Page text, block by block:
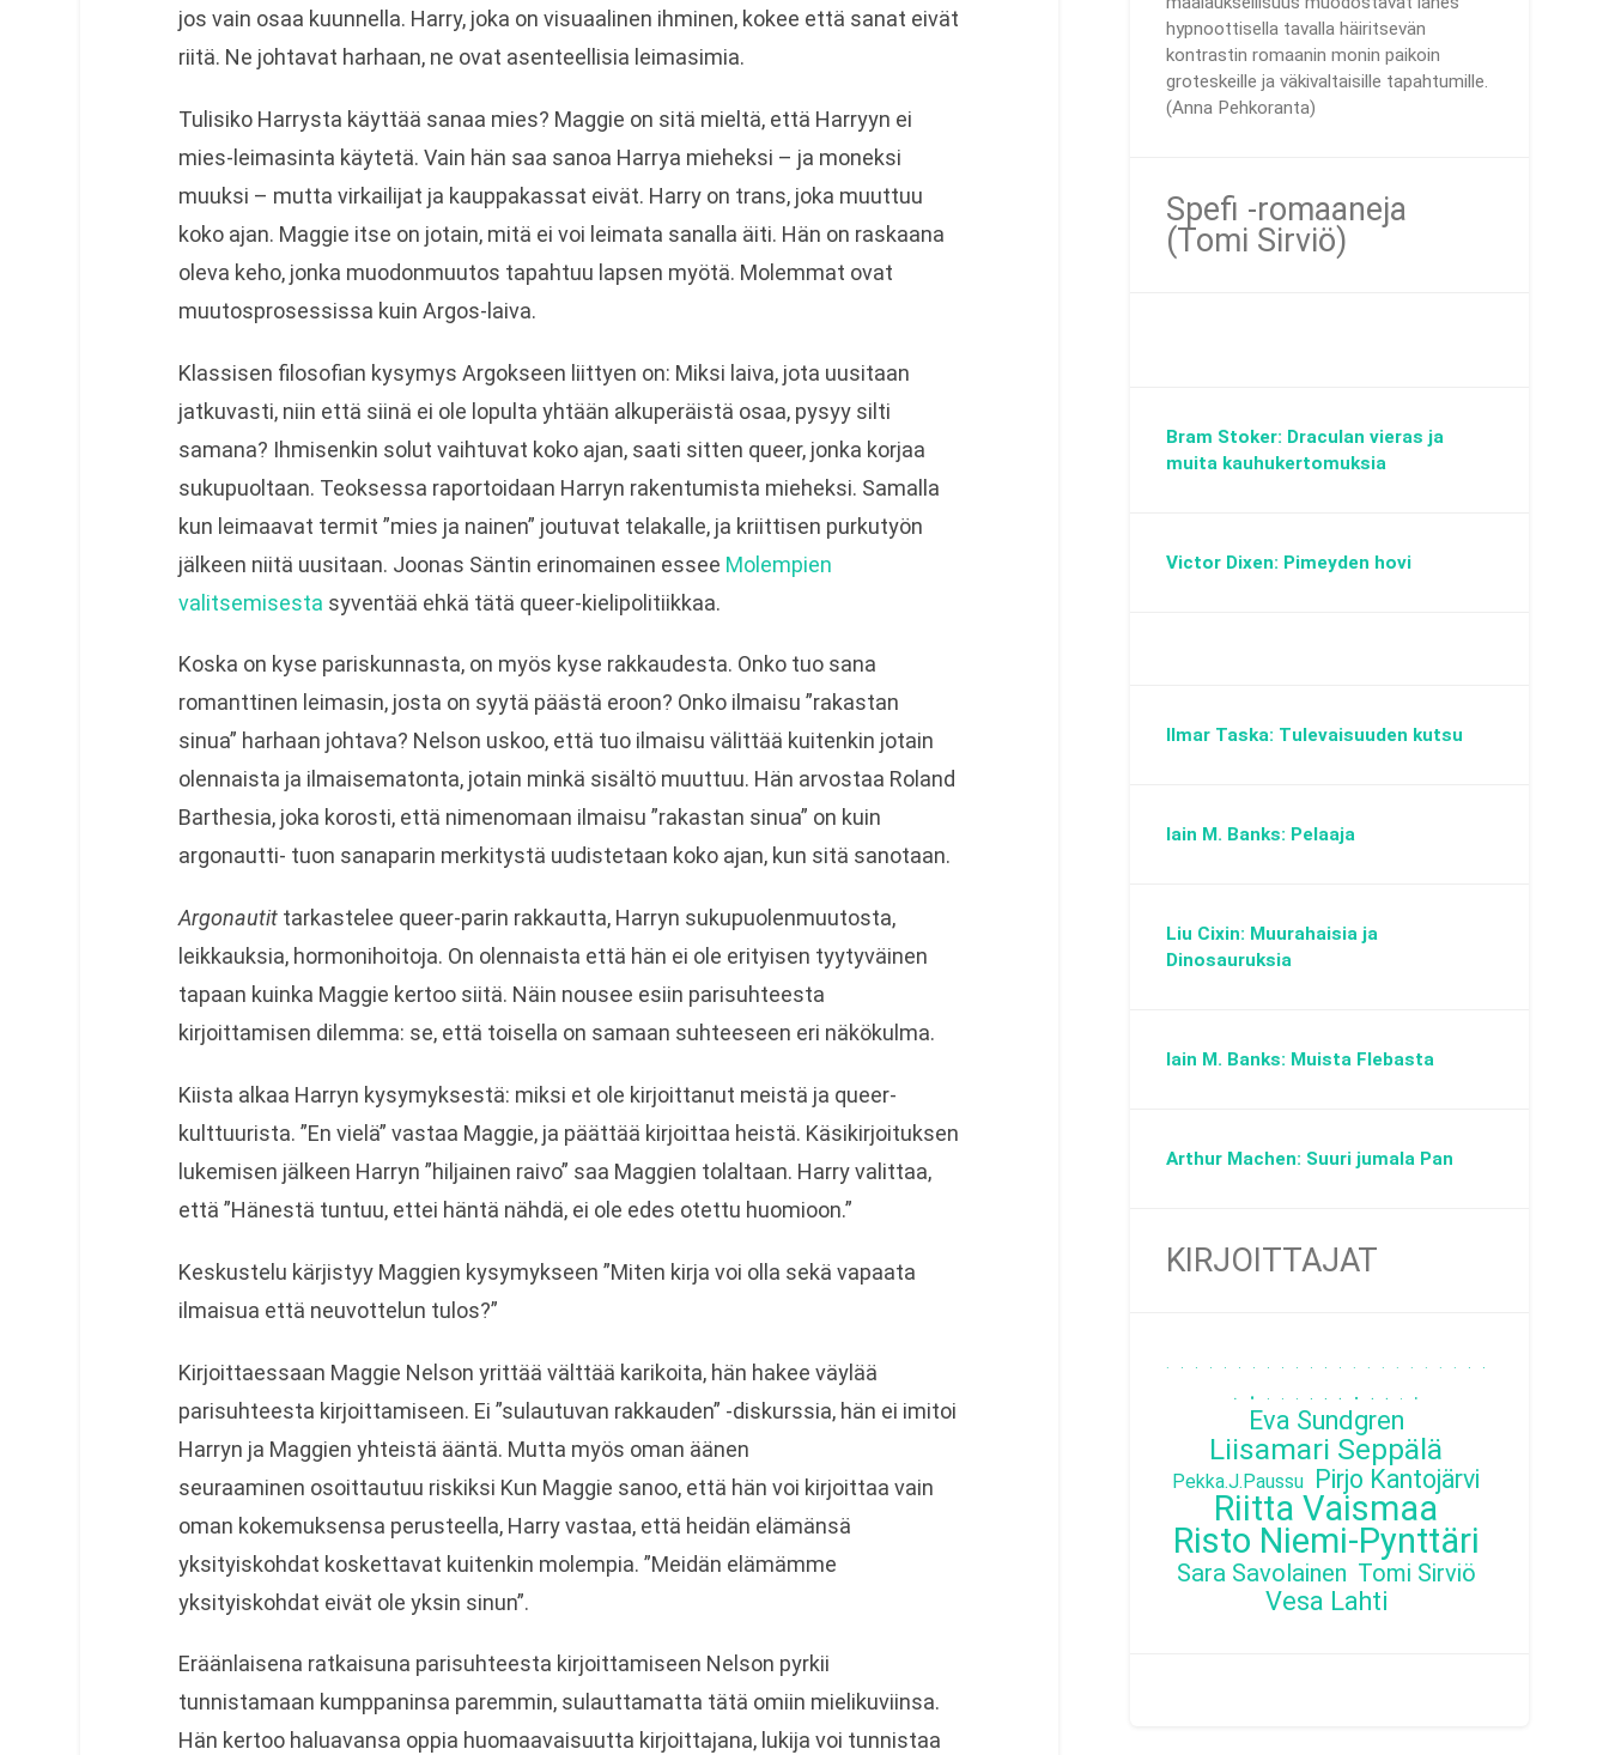
jos vain osaa kuunnella. Harry, joka on visuaalinen ihminen, kokee että sanat eivät
riitä. Ne johtavat harhaan, ne ovat asenteellisia leimasimia.
Tulisiko Harrysta käyttää sanaa mies? Maggie on sitä mieltä, että Harryyn ei
mies-leimasinta käytetä. Vain hän saa sanoa Harrya mieheksi – ja moneksi
muuksi – mutta virkailijat ja kauppakassat eivät. Harry on trans, joka muuttuu
koko ajan. Maggie itse on jotain, mitä ei voi leimata sanalla äiti. Hän on raskaana
oleva keho, jonka muodonmuutos tapahtuu lapsen myötä. Molemmat ovat
muutosprosessissa kuin Argos-laiva.
Klassisen filosofian kysymys Argokseen liittyen on: Miksi laiva, jota uusitaan
jatkuvasti, niin että siinä ei ole lopulta yhtään alkuperäistä osaa, pysyy silti
samana? Ihmisenkin solut vaihtuvat koko ajan, saati sitten queer, jonka korjaa
sukupuoltaan. Teoksessa raportoidaan Harryn rakentumista mieheksi. Samalla
kun leimaavat termit ”mies ja nainen” joutuvat telakalle, ja kriittisen purkutyön
jälkeen niitä uusitaan. Joonas Säntin erinomainen essee Molempien
valitsemisesta syventää ehkä tätä queer-kielipolitiikkaa.
Koska on kyse pariskunnasta, on myös kyse rakkaudesta. Onko tuo sana
romanttinen leimasin, josta on syytä päästä eroon? Onko ilmaisu ”rakastan
sinua” harhaan johtava? Nelson uskoo, että tuo ilmaisu välittää kuitenkin jotain
olennaista ja ilmaisematonta, jotain minkä sisältö muuttuu. Hän arvostaa Roland
Barthesia, joka korosti, että nimenomaan ilmaisu ”rakastan sinua” on kuin
argonautti- tuon sanaparin merkitystä uudistetaan koko ajan, kun sitä sanotaan.
Argonautit tarkastelee queer-parin rakkautta, Harryn sukupuolenmuutosta,
leikkauksia, hormonihoitoja. On olennaista että hän ei ole erityisen tyytyväinen
tapaan kuinka Maggie kertoo siitä. Näin nousee esiin parisuhteesta
kirjoittamisen dilemma: se, että toisella on samaan suhteeseen eri näkökulma.
Kiista alkaa Harryn kysymyksestä: miksi et ole kirjoittanut meistä ja queer-
kulttuurista. ”En vielä” vastaa Maggie, ja päättää kirjoittaa heistä. Käsikirjoituksen
lukemisen jälkeen Harryn ”hiljainen raivo” saa Maggien tolaltaan. Harry valittaa,
että ”Hänestä tuntuu, ettei häntä nähdä, ei ole edes otettu huomioon.”
Keskustelu kärjistyy Maggien kysymykseen ”Miten kirja voi olla sekä vapaata
ilmaisua että neuvottelun tulos?”
Kirjoittaessaan Maggie Nelson yrittää välttää karikoita, hän hakee väylää
parisuhteesta kirjoittamiseen. Ei ”sulautuvan rakkauden” -diskurssia, hän ei imitoi
Harryn ja Maggien yhteistä ääntä. Mutta myös oman äänen
seuraaminen osoittautuu riskiksi Kun Maggie sanoo, että hän voi kirjoittaa vain
oman kokemuksensa perusteella, Harry vastaa, että heidän elämänsä
yksityiskohdat koskettavat kuitenkin molempia. ”Meidän elämämme
yksityiskohdat eivät ole yksin sinun”.
Eräänlaisena ratkaisuna parisuhteesta kirjoittamiseen Nelson pyrkii
tunnistamaan kumppaninsa paremmin, sulauttamatta tätä omiin mielikuviinsa.
Hän kertoo haluavansa oppia huomaavaisuutta kirjoittajana, lukija voi tunnistaa
hypnoottisella tavalla häiritsevän
kontrastin romaanin monin paikoin
groteskeille ja väkivaltaisille tapahtumille.
(Anna Pehkoranta)
Spefi -romaaneja
(Tomi Sirviö)
Bram Stoker: Draculan vieras ja
muita kauhukertomuksia
Victor Dixen: Pimeyden hovi
Ilmar Taska: Tulevaisuuden kutsu
Iain M. Banks: Pelaaja
Liu Cixin: Muurahaisia ja
Dinosauruksia
Iain M. Banks: Muista Flebasta
Arthur Machen: Suuri jumala Pan
KIRJOITTAJAT
. . . . . . . . . . . . . . . . . . . . . . .
. . . . . . . . . .
Eva Sundgren
Liisamari Seppälä
Pekka.J.Paussu Pirjo Kantojärvi
Riitta Vaismaa
Risto Niemi-Pynttäri
Sara Savolainen Tomi Sirviö
Vesa Lahti